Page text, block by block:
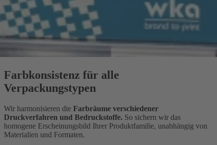
Farbkonsistenz für alle
Verpackungstypen
Wir harmonisieren die Farbräume verschiedener
Druckverfahren und Bedruckstoffe. So sichern wir das
homogene Erscheinungsbild Ihrer Produktfamilie, unabhängig von
Materialien und Formaten.